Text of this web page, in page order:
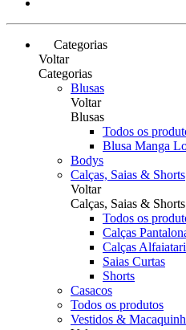
Categorias
Voltar
Categorias
Blusas
Voltar
Blusas
Todos os
Blusa Manga
Bodys
Calças, Saias & Shorts
Voltar
Calças, Saias & Shorts
Todos os
Calças
Calças
Saias Curtas
Shorts
Casacos
Todos os produtos
Vestidos &